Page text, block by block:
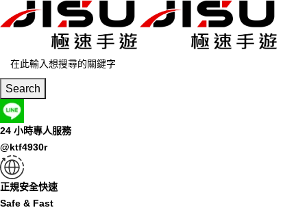
Search
24 小時專人服務
@ktf4930r
正規安全快速
Safe & Fast